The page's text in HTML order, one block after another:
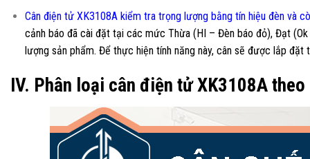
Cân điện tử XK3108A kiểm tra trọng lượng bằng tín hiệu đèn và
cảnh báo đã cài đặt tại các mức Thừa (HI – Đèn báo đỏ), Đạt
lượng sản phẩm. Để thực hiện tính năng này, cân sẽ được lắp
IV. Phân loại cân điện tử XK3108A